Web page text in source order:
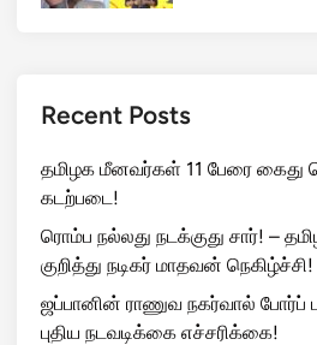
Recent Posts
தமிழக மீனவர்கள் 11 பேரை
கடற்படை!
ரொம்ப நல்லது நடக்குது சார்! –
குறித்து நடிகர் மாதவன் நெகிழ்ச்சி!
ஜப்பானின் ராணுவ நகர்வால் போர்ப்
புதிய நடவடிக்கை எச்சரிக்கை!